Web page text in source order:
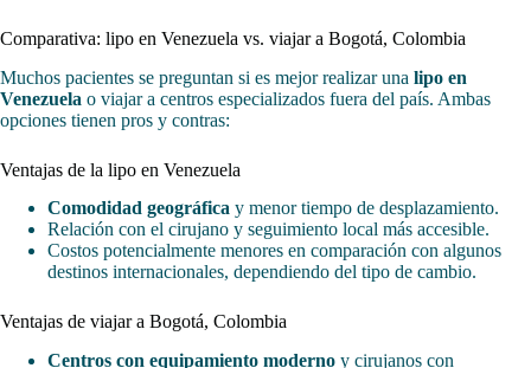
Comparativa: lipo en Venezuela vs. viajar a Bogotá, Colombia
Muchos pacientes se preguntan si es mejor realizar una lipo en
Venezuela o viajar a centros especializados fuera del país. Ambas
opciones tienen pros y contras:
Ventajas de la lipo en Venezuela
Comodidad geográfica y menor tiempo de desplazamiento.
Relación con el cirujano y seguimiento local más accesible.
Costos potencialmente menores en comparación con algunos
destinos internacionales, dependiendo del tipo de cambio.
Ventajas de viajar a Bogotá, Colombia
Centros con equipamiento moderno y cirujanos con